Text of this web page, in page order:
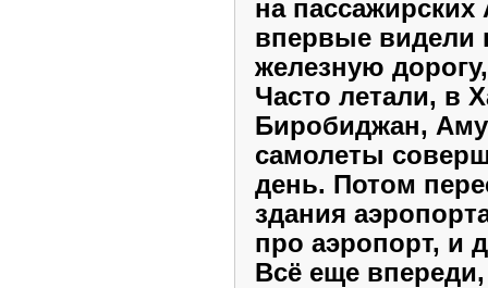
на
впервые видели
железную
Часто летали, в
Биробиджан,
самолеты
день. Потом
здания
про аэропорт, и
Всё еще